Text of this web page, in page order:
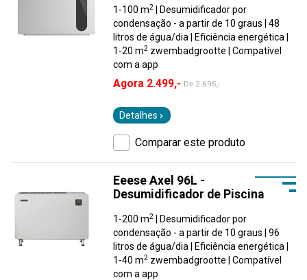
1-100 m2
| Desumidificador por
condensação - a partir de 10 graus | 48
litros de água/dia | Eficiência energética |
1-20 m2 zwembadgrootte | Compatível
com a app
Agora 2.499,- De 2.695,-
Detalhes
Comparar este produto
Eeese Axel 96L -
Desumidificador de Piscina
1-200 m2
| Desumidificador por
condensação - a partir de 10 graus | 96
litros de água/dia | Eficiência energética |
1-40 m2 zwembadgrootte | Compatível
com a app